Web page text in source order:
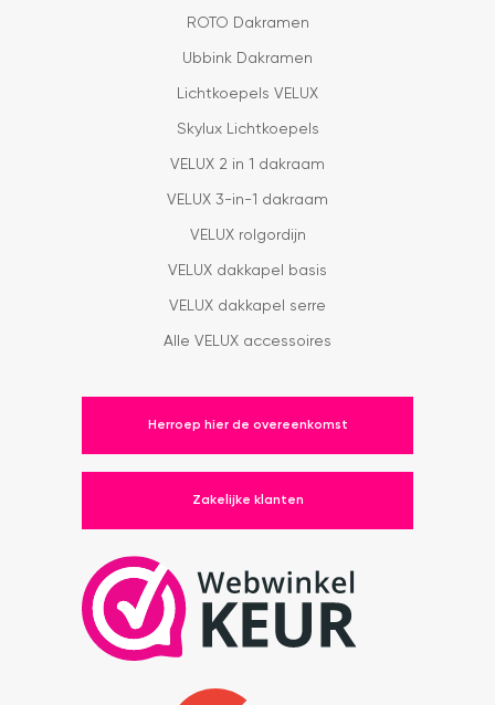
ROTO Dakramen
Ubbink Dakramen
Lichtkoepels VELUX
Skylux Lichtkoepels
VELUX 2 in 1 dakraam
VELUX 3-in-1 dakraam
VELUX rolgordijn
VELUX dakkapel basis
VELUX dakkapel serre
Alle VELUX accessoires
Herroep hier de overeenkomst
Zakelijke klanten